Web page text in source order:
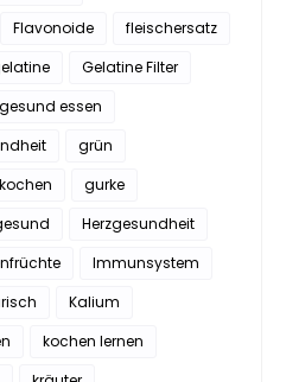
Flavonoide
fleischersatz
Gelatine Filter
gesund essen
grün
gurke
Herzgesundheit
Immunsystem
Kalium
kochen lernen